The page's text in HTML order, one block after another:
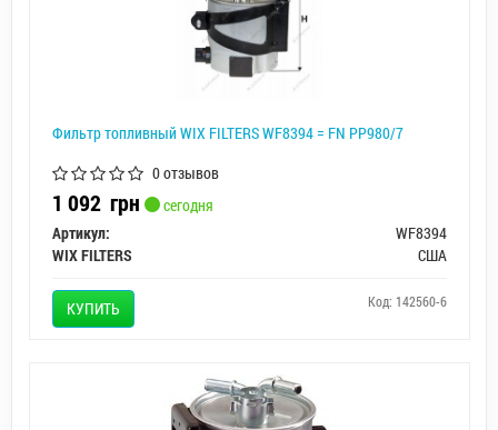
Фильтр топливный WIX FILTERS WF8394 = FN PP980/7
0 отзывов
1 092 грн
сегодня
Артикул:
WF8394
WIX FILTERS
США
КУПИТЬ Код: 142560-6